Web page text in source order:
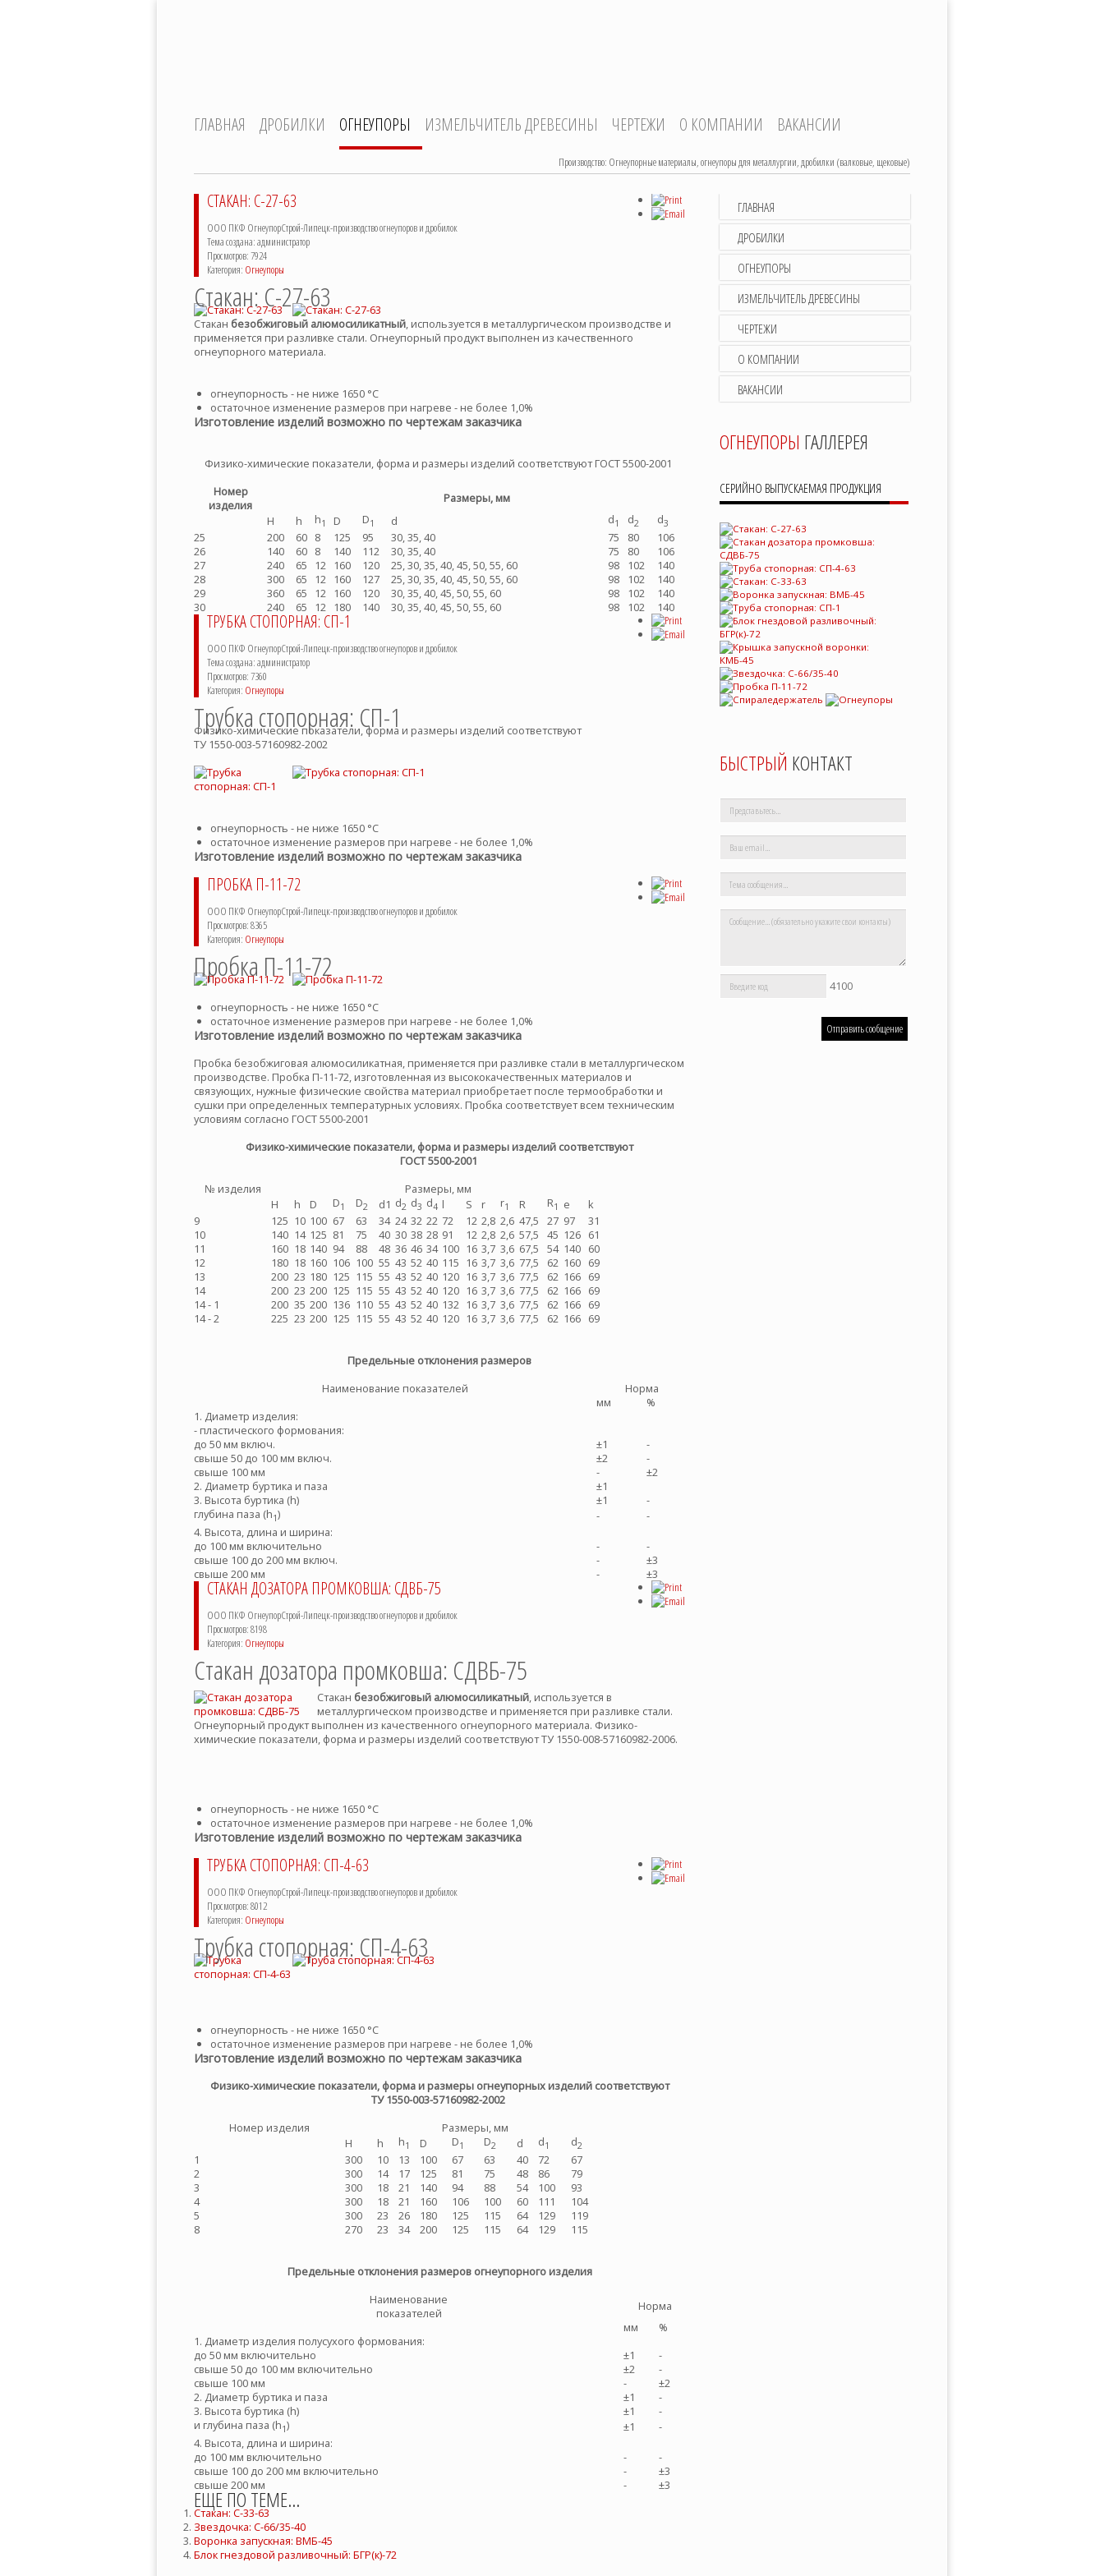
ГЛАВНАЯ ДРОБИЛКИ ОГНЕУПОРЫ ИЗМЕЛЬЧИТЕЛЬ ДРЕВЕСИНЫ ЧЕРТЕЖИ О КОМПАНИИ ВАКАНСИИ
Производство: Огнеупорные материалы, огнеупоры для металлургии, дробилки (валковые, щековые)
СТАКАН: С-27-63
ООО ПКФ ОгнеупорСтрой-Липецк-производство огнеупоров и дробилок
Тема создана: администратор
Просмотров: 7924
Категория: Огнеупоры
Стакан: С-27-63
Стакан безобжиговый алюмосиликатный, используется в металлургическом производстве и
применяется при разливке стали. Огнеупорный продукт выполнен из качественного
огнеупорного материала.
огнеупорность - не ниже 1650 °С
остаточное изменение размеров при нагреве - не более 1,0%
Изготовление изделий возможно по чертежам заказчика
Физико-химические показатели, форма и размеры изделий соответствуют ГОСТ 5500-2001
Номер
изделия
Размеры, мм
H
h h1 D D1 d d1 d2 d3
25 200 60 8 125 95 30, 35, 40 75 80
106
26
140 60 8 140 112 30, 35, 40 75 80
106
27
240 65 12 160 120 25, 30, 35, 40, 45, 50, 55, 60 98 102
140
28
300 65 12 160 127 25, 30, 35, 40, 45, 50, 55, 60 98 102
140
29
360 65 12 160 120 30, 35, 40, 45, 50, 55, 60 98 102
140
30
240 65 12 180 140 30, 35, 40, 45, 50, 55, 60 98 102 140
ТРУБКА СТОПОРНАЯ: СП-1
ООО ПКФ ОгнеупорСтрой-Липецк-производство огнеупоров и дробилок
Тема создана: администратор
Просмотров: 7360
Категория: Огнеупоры
Трубка стопорная: СП-1
Физико-химические показатели, форма и размеры изделий соответствуют
ТУ 1550-003-57160982-2002
огнеупорность - не ниже 1650 °С
остаточное изменение размеров при нагреве - не более 1,0%
Изготовление изделий возможно по чертежам заказчика
ПРОБКА П-11-72
ООО ПКФ ОгнеупорСтрой-Липецк-производство огнеупоров и дробилок
Просмотров: 8365
Категория: Огнеупоры
Пробка П-11-72
огнеупорность - не ниже 1650 °С
остаточное изменение размеров при нагреве - не более 1,0%
Изготовление изделий возможно по чертежам заказчика
Пробка безобжиговая алюмосиликатная, применяется при разливке стали в металлургическом
производстве. Пробка П-11-72, изготовленная из высококачественных материалов и
связующих, нужные физические свойства материал приобретает после термообработки и
сушки при определенных температурных условиях. Пробка соответствует всем техническим
условиям согласно ГОСТ 5500-2001
Физико-химические показатели, форма и размеры изделий соответствуют
ГОСТ 5500-2001
№ изделия
Размеры, мм
H
h D D1 D2 d1 d2 d3 d4 l S r r1 R R1 e
k
9
125 10 100 67 63 34 24 32 22 72 12 2,8 2,6 47,5 27 97
31
10
140 14 125 81 75 40 30 38 28 91 12 2,8 2,6 57,5 45 126 61
11
160 18 140 94 88 48 36 46 34 100 16 3,7 3,6 67,5 54 140 60
12
180 18 160 106 100 55 43 52 40 115 16 3,7 3,6 77,5 62 160 69
13
200 23 180 125 115 55 43 52 40 120 16 3,7 3,6 77,5 62 166 69
14
200 23 200 125 115 55 43 52 40 120 16 3,7 3,6 77,5 62 166 69
14 - 1
200 35 200 136 110 55 43 52 40 132 16 3,7 3,6 77,5 62 166 69
14 - 2
225 23 200 125 115 55 43 52 40 120 16 3,7 3,6 77,5 62 166 69
Предельные отклонения размеров
Наименование показателей
Норма
мм
%
1. Диаметр изделия:
- пластического формования:
до 50 мм включ.
±1
-
свыше 50 до 100 мм включ.
±2
-
свыше 100 мм
-
±2
2. Диаметр буртика и паза
±1
3. Высота буртика (h)
±1
-
глубина паза (h1) -
-
4. Высота, длина и ширина:
до 100 мм включительно
-
-
свыше 100 до 200 мм включ.
-
±3
свыше 200 мм
- ±3
СТАКАН ДОЗАТОРА ПРОМКОВША: СДВБ-75
ООО ПКФ ОгнеупорСтрой-Липецк-производство огнеупоров и дробилок
Просмотров: 8198
Категория: Огнеупоры
Стакан дозатора промковша: СДВБ-75
Стакан безобжиговый алюмосиликатный, используется в
металлургическом производстве и применяется при разливке стали.
Огнеупорный продукт выполнен из качественного огнеупорного материала. Физико-
химические показатели, форма и размеры изделий соответствуютТУ 1550-008-57160982-2006.
огнеупорность - не ниже 1650 °С
остаточное изменение размеров при нагреве - не более 1,0%
Изготовление изделий возможно по чертежам заказчика
ТРУБКА СТОПОРНАЯ: СП-4-63
ООО ПКФ ОгнеупорСтрой-Липецк-производство огнеупоров и дробилок
Просмотров: 8012
Категория: Огнеупоры
Трубка стопорная: СП-4-63
огнеупорность - не ниже 1650 °С
остаточное изменение размеров при нагреве - не более 1,0%
Изготовление изделий возможно по чертежам заказчика
Физико-химические показатели, форма и размеры огнеупорных изделий соответствуют
ТУ 1550-003-57160982-2002
Номер изделия
Размеры, мм
H
h h1 D D1 D2 d d1 d2
1 300 10 13 100 67 63 40 72
67
2
300 14 17 125 81 75 48 86
79
3
300 18 21 140 94 88 54 100
93
4
300 18 21 160 106 100 60 111
104
5
300 23 26 180 125 115 64 129
119
8
270 23 34 200 125 115 64 129 115
Предельные отклонения размеров огнеупорного изделия
Наименование
показателей
Норма
мм
%
1. Диаметр изделия полусухого формования:
до 50 мм включительно
±1
-
свыше 50 до 100 мм включительно
±2
-
свыше 100 мм
-
±2
2. Диаметр буртика и паза
±1
-
3. Высота буртика (h)
±1
-
и глубина паза (h1) ±1
-
4. Высота, длина и ширина:
до 100 мм включительно
-
-
свыше 100 до 200 мм включительно
-
±3
свыше 200 мм
- ±3
ЕЩЕ ПО ТЕМЕ...
Стакан: С-33-63
Звездочка: С-66/35-40
Воронка запускная: ВМБ-45
Блок гнездовой разливочный: БГР(к)-72
ГЛАВНАЯ
ДРОБИЛКИ
ОГНЕУПОРЫ
ИЗМЕЛЬЧИТЕЛЬ ДРЕВЕСИНЫ
ЧЕРТЕЖИ
О КОМПАНИИ
ВАКАНСИИ
ОГНЕУПОРЫ ГАЛЛЕРЕЯ
СЕРИЙНО ВЫПУСКАЕМАЯ ПРОДУКЦИЯ
БЫСТРЫЙ КОНТАКТ
4100